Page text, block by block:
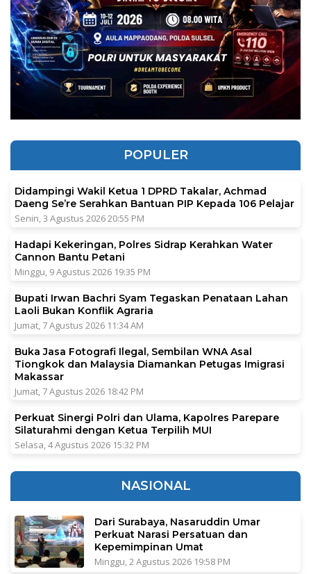
POPULER
Didampingi Wakil Ketua 1 DPRD Takalar, Achmad
Daeng Se’re Serahkan Bantuan PIP Kepada 106 Pelajar
Senin, 3 Agustus 2026 20:55 PM
Hadapi Kekeringan, Polres Sidrap Kerahkan Water
Cannon Bantu Petani
Minggu, 9 Agustus 2026 19:35 PM
Bupati Irwan Bachri Syam Tegaskan Penataan Lahan
Laoli Bukan Konflik Agraria
Jumat, 7 Agustus 2026 11:34 AM
Buka Jasa Fotografi Ilegal, Sembilan WNA Asal
Tiongkok dan Malaysia Diamankan Petugas Imigrasi
Makassar
Jumat, 7 Agustus 2026 18:42 PM
Perkuat Sinergi Polri dan Ulama, Kapolres Parepare
Silaturahmi dengan Ketua Terpilih MUI
Selasa, 4 Agustus 2026 15:32 PM
NASIONAL
Dari Surabaya, Nasaruddin Umar
Perkuat Narasi Persatuan dan
Kepemimpinan Umat
Minggu, 2 Agustus 2026 19:58 PM